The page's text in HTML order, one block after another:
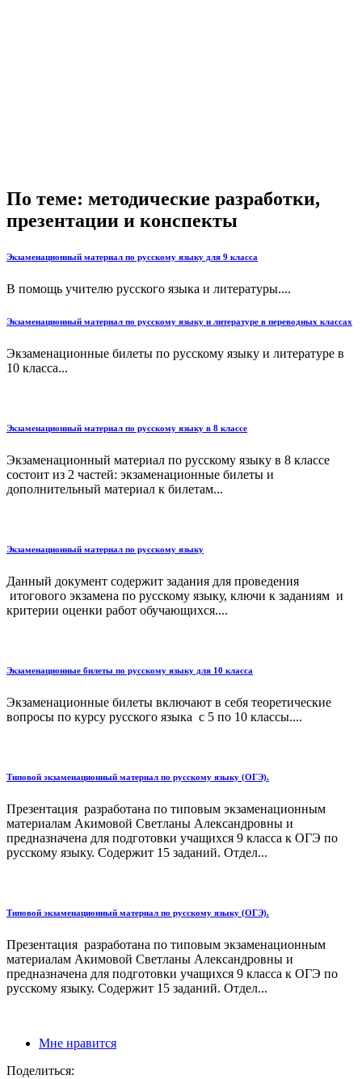
По теме: методические разработки,
презентации и конспекты
Экзаменационный материал по русскому языку для 9 класса
В помощь учителю русского языка и литературы....
Экзаменационный материал по русскому языку и литературе в переводных классах
Экзаменационные билеты по русскому языку и литературе в
10 класса...
Экзаменационный материал по русскому языку в 8 классе
Экзаменационный материал по русскому языку в 8 классе
состоит из 2 частей: экзаменационные билеты и
дополнительный материал к билетам...
Экзаменационный материал по русскому языку
Данный документ содержит задания для проведения
итогового экзамена по русскому языку, ключи к заданиям и
критерии оценки работ обучающихся....
Экзаменационные билеты по русскому языку для 10 класса
Экзаменационные билеты включают в себя теоретические
вопросы по курсу русского языка с 5 по 10 классы....
Типовой экзаменационный материал по русскому языку (ОГЭ).
Презентация разработана по типовым экзаменационным
материалам Акимовой Светланы Александровны и
предназначена для подготовки учащихся 9 класса к ОГЭ по
русскому языку. Содержит 15 заданий. Отдел...
Типовой экзаменационный материал по русскому языку (ОГЭ).
Презентация разработана по типовым экзаменационным
материалам Акимовой Светланы Александровны и
предназначена для подготовки учащихся 9 класса к ОГЭ по
русскому языку. Содержит 15 заданий. Отдел...
Мне нравится
Поделиться: